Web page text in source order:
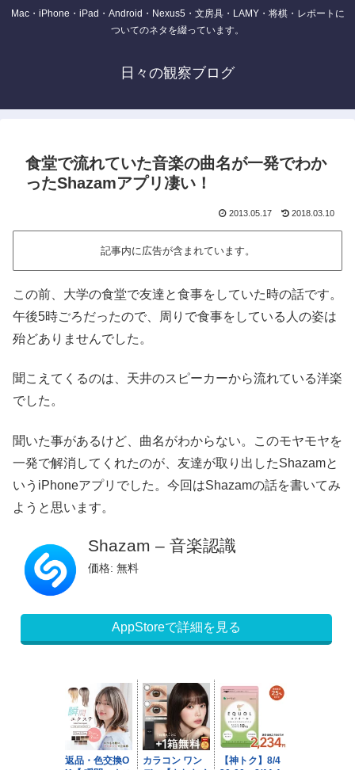
Mac・iPhone・iPad・Android・Nexus5・文房具・LAMY・将棋・レポートに
ついてのネタを綴っています。
日々の観察ブログ
食堂で流れていた音楽の曲名が一発でわか
ったShazamアプリ凄い！
2013.05.17 2018.03.10
記事内に広告が含まれています。
この前、大学の食堂で友達と食事をしていた時の話です。
午後5時ごろだったので、周りで食事をしている人の姿は
殆どありませんでした。
聞こえてくるのは、天井のスピーカーから流れている洋楽
でした。
聞いた事があるけど、曲名がわからない。このモヤモヤを
一発で解消してくれたのが、友達が取り出したShazamと
いうiPhoneアプリでした。今回はShazamの話を書いてみ
ようと思います。
Shazam – 音楽認識
価格: 無料
AppStoreで詳細を見る